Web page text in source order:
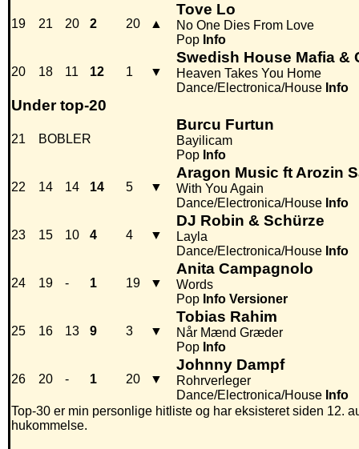
19 21 20 2 20 ▲
Tove Lo
No One Dies From Love
Pop Info
20 18 11 12 1 ▼
Swedish House Mafia &
Heaven Takes You Home
Dance/Electronica/House Info
Under top-20
21 BOBLER
Burcu Furtun
Bayilicam
Pop Info
22 14 14 14 5 ▼
Aragon Music ft Arozin
With You Again
Dance/Electronica/House Info
23 15 10 4 4 ▼
DJ Robin & Schürze
Layla
Dance/Electronica/House Info
24 19 - 1 19 ▼
Anita Campagnolo
Words
Pop Info Versioner
25 16 13 9 3 ▼
Tobias Rahim
Når Mænd Græder
Pop Info
26 20 - 1 20 ▼
Johnny Dampf
Rohrverleger
Dance/Electronica/House Info
Top-30 er min personlige hitliste og har eksisteret siden 12.
hukommelse.